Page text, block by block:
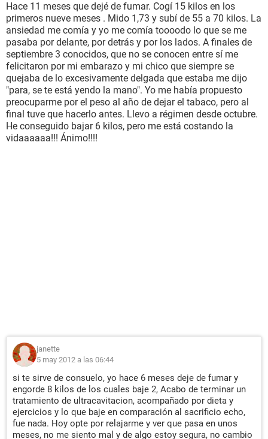
Hace 11 meses que dejé de fumar. Cogí 15 kilos en los
primeros nueve meses . Mido 1,73 y subí de 55 a 70 kilos. La
ansiedad me comía y yo me comía toooodo lo que se me
pasaba por delante, por detrás y por los lados. A finales de
septiembre 3 conocidos, que no se conocen entre sí me
felicitaron por mi embarazo y mi chico que siempre se
quejaba de lo excesivamente delgada que estaba me dijo
"para, se te está yendo la mano". Yo me había propuesto
preocuparme por el peso al año de dejar el tabaco, pero al
final tuve que hacerlo antes. Llevo a régimen desde octubre.
He conseguido bajar 6 kilos, pero me está costando la
vidaaaaaa!!! Ánimo!!!!
janette
5 may 2012 a las 06:44
si te sirve de consuelo, yo hace 6 meses deje de fumar y
engorde 8 kilos de los cuales baje 2, Acabo de terminar un
tratamiento de ultracavitacion, acompañado por dieta y
ejercicios y lo que baje en comparación al sacrificio echo,
fue nada. Hoy opte por relajarme y ver que pasa en unos
meses, no me siento mal y de algo estoy segura, no cambio